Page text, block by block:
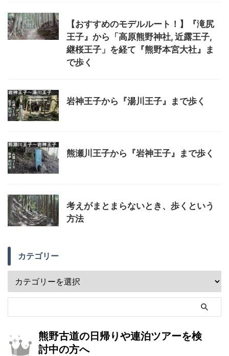
【おすすめのモデルルート！】『滝尻
王子』から「高原熊野神社, 近露王子,
継桜王子」を経て『熊野本宮大社』ま
で歩く
岩神王子から『湯川王子』まで歩く
熊瀬川王子から『岩神王子』まで歩く
考えがまとまらないとき、歩くという
方法
カテゴリー
熊野古道の日帰りや連泊ツアーを検
討中の方へ